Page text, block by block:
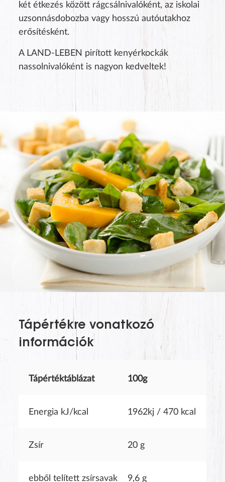
két étkezés között rágcsálnivalóként, az iskolai
uzsonnásdobozba vagy hosszú autóutakhoz
erősítésként.
A LAND-LEBEN pirított kenyérkockák
nassolnivalóként is nagyon kedveltek!
Tápértékre vonatkozó
információk
Tápértéktáblázat 100g
Energia kJ/kcal 1962kj / 470 kcal
Zsír 20 g
ebből telített zsírsavak 9,6 g
Product rating
The last name will not be visible on the website!
SUBMIT